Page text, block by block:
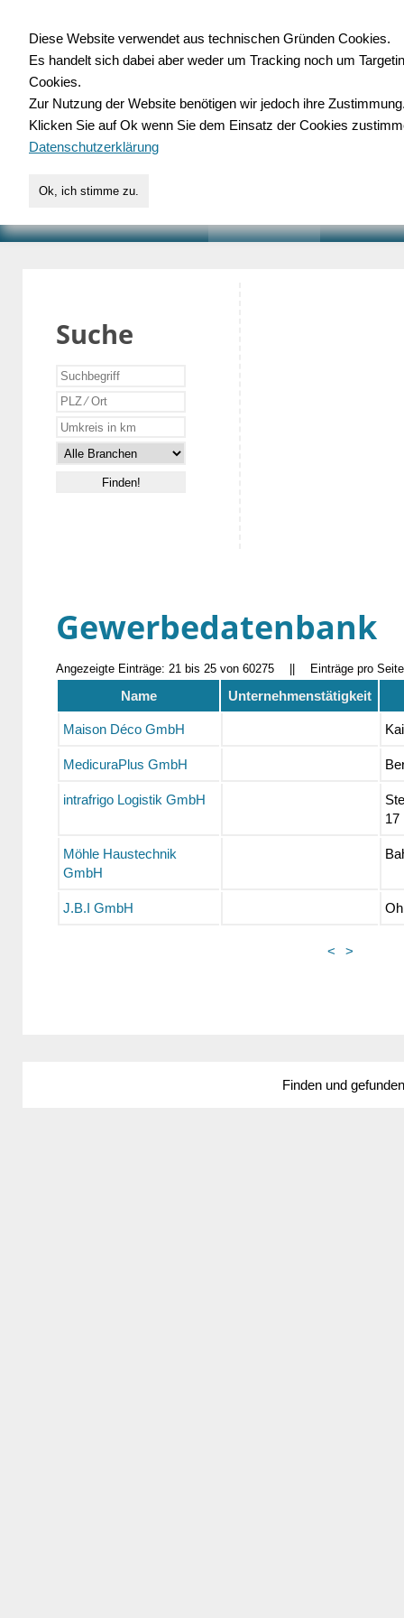
für Handwerk,
Suche
Gewerbedatenbank
Angezeigte Einträge: 21 bis 25 von 60275 Einträge pro
Name Unternehmenstätigkeit
Maison Déco GmbH
MedicuraPlus GmbH
intrafrigo Logistik GmbH
17
Möhle Haustechnik
GmbH
J.B.I GmbH
< >
Finden und
Diese Website verwendet aus technischen Gründen Cookies.
Es handelt sich dabei aber weder um Tracking noch um
Cookies.
Zur Nutzung der Website benötigen wir jedoch ihre
Klicken Sie auf Ok wenn Sie dem Einsatz der Cookies
Datenschutzerklärung
Ok, ich stimme zu.